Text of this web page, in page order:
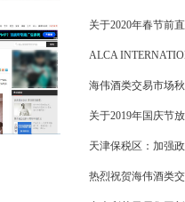
关于2020年春节前
ALCA
海伟酒类交易市场
关于2019年国庆节
天津保税区：加强
热烈祝贺海伟酒类